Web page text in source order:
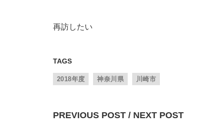
再訪したい
TAGS
2018年度 神奈川県 川崎市
PREVIOUS POST / NEXT POST